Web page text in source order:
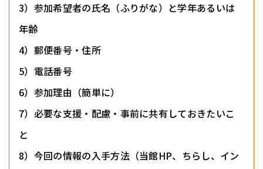
3）参加希望者の氏名（ふりがな）と学年あるいは
年齢
4）郵便番号・住所
5）電話番号
6）参加理由（簡単に）
7）必要な支援・配慮・事前に共有しておきたいこ
と
8）今回の情報の入手方法（当館HP、ちらし、イン